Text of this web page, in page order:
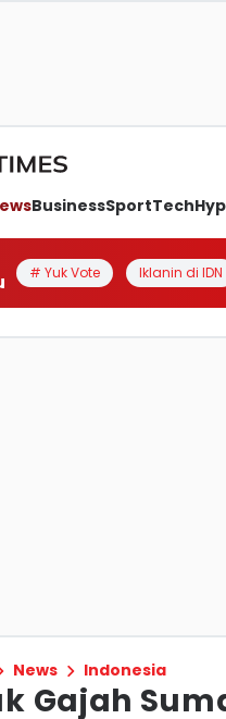
BusinessSportTech
# Yuk Vote Iklanin di IDN
News Indonesia
Gajah